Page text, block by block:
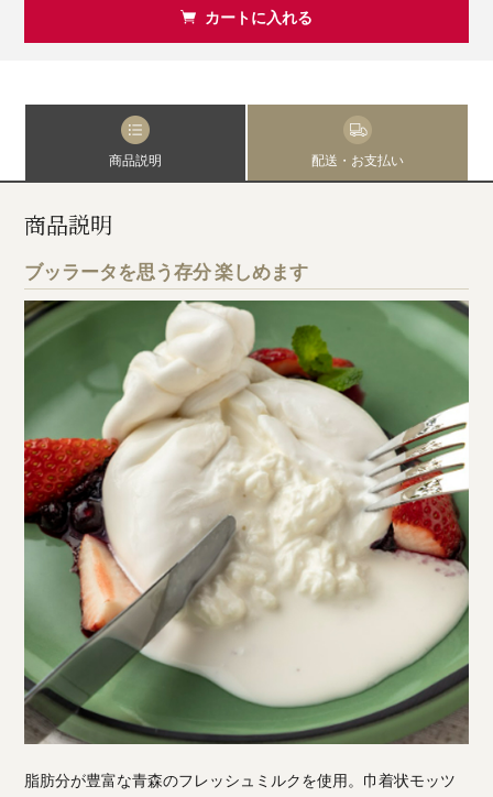
カートに入れる
商品説明 配送・お支払い
商品説明
ブッラータを思う存分 楽しめます
脂肪分が豊富な青森のフレッシュミルクを使用。巾着状モッツ